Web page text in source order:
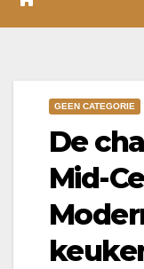
GEEN CATEGORIE
De
Mid-